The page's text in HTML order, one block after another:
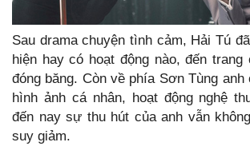
Sau drama chuyện tình cảm, Hải Tú
hiện hay có hoạt động nào, đến trang
đóng băng. Còn về phía Sơn Tùng
hình ảnh cá nhân, hoạt động nghệ
đến nay sự thu hút của anh vẫn
suy giảm.